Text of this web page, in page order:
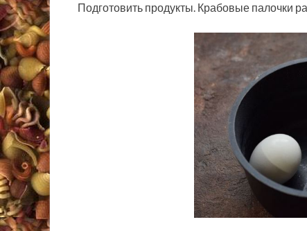
Подготовить продукты. Крабовые палочки